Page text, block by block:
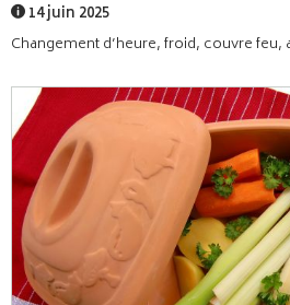
14 juin 2025
Changement d’heure, froid, couvre feu,